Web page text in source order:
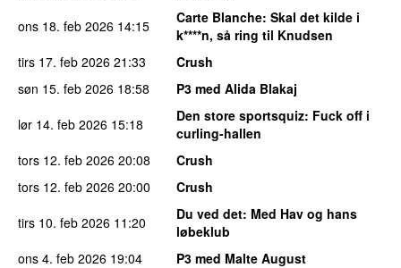
ons 18. feb 2026 14:15 Carte Blanche: Skal det kilde i
k****n, så ring til Knudsen
tirs 17. feb 2026 21:33
Crush
søn 15. feb 2026 18:58
P3 med Alida Blakaj
lør 14. feb 2026 15:18 Den store sportsquiz: Fuck off i
curling-hallen
tors 12. feb 2026 20:08
Crush
tors 12. feb 2026 20:00
Crush
tirs 10. feb 2026 11:20 Du ved det: Med Hav og hans
løbeklub
ons 4. feb 2026 19:04
P3 med Malte August